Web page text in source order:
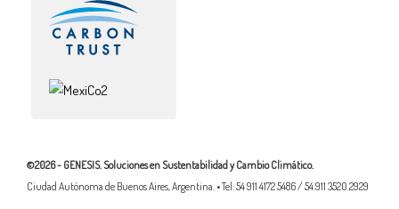
©2026 - GENESIS. Soluciones en Sustentabilidad y Cambio Climático.
Ciudad Autónoma de Buenos Aires, Argentina. • Tel: 54 911 4172 5486 / 54.911 3520.2929